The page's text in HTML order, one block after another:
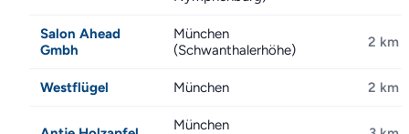
Salon Ahead
Gmbh
München
(Schwanthalerhöhe)
2 km
Westflügel München 2 km
München